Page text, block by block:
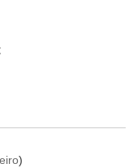
)